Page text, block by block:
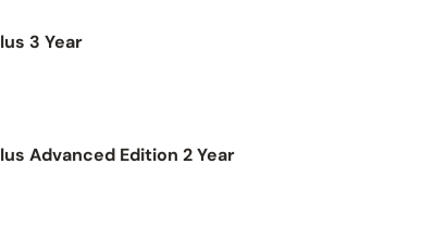
3 Year
Advanced Edition 2 Year